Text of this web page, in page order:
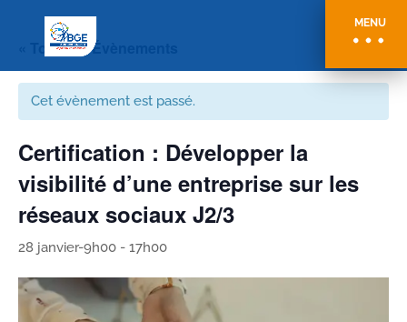
MENU
« Tous les Évènements
Cet évènement est passé.
Certification : Développer la
visibilité d’une entreprise sur les
réseaux sociaux J2/3
28 janvier-9h00 - 17h00